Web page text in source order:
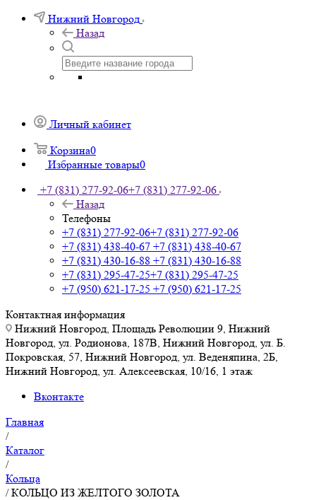
Нижний Новгород
Назад
Личный кабинет
Корзина0
Избранные товары0
+7 (831) 277-92-06+7 (831) 277-92-06
Назад
Телефоны
+7 (831) 277-92-06+7 (831) 277-92-06
+7 (831) 438-40-67 +7 (831) 438-40-67
+7 (831) 430-16-88 +7 (831) 430-16-88
+7 (831) 295-47-25+7 (831) 295-47-25
+7 (950) 621-17-25 +7 (950) 621-17-25
Контактная информация
Нижний Новгород, Площадь Революции 9, Нижний
Новгород, ул. Родионова, 187В, Нижний Новгород, ул. Б.
Покровская, 57, Нижний Новгород, ул. Веденяпина, 2Б,
Нижний Новгород, ул. Алексеевская, 10/16, 1 этаж
Вконтакте
Главная
/
Каталог
/
Кольца
/КОЛЬЦО ИЗ ЖЕЛТОГО ЗОЛОТА